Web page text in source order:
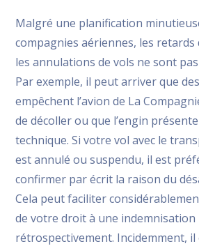
Malgré une planification
compagnies aériennes, les retards
les annulations de vols ne sont
Par exemple, il peut arriver que
empêchent l’avion de La
de décoller ou que l’engin
technique. Si votre vol avec le
est annulé ou suspendu, il est
confirmer par écrit la raison du
Cela peut faciliter
de votre droit à une indemnisation
rétrospectivement. Incidemment, il